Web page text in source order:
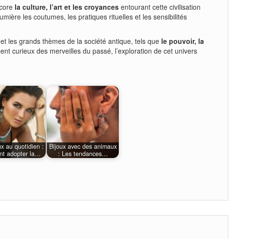
la culture, l’art et les croyances entourant cette civilisation
les coutumes, les pratiques rituelles et les sensibilités
les grands thèmes de la société antique, tels que le pouvoir, la
curieux des merveilles du passé, l’exploration de cet univers
au quotidien :
adopter la…
Bijoux avec des animaux
: Les tendances…